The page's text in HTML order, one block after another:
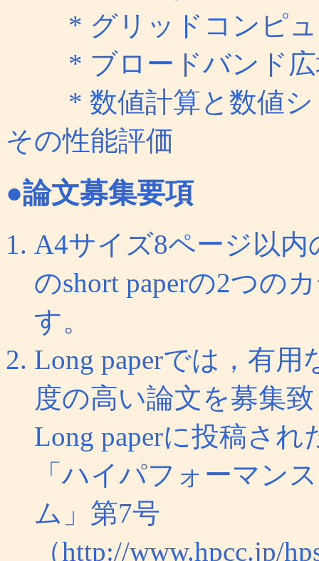
* グリッドコンピュ
* ブロードバンド広
* 数値計算と数値シ
その性能評価
●論文募集要項
A4サイズ8ページ以内
のshort paperの2つの
す。
Long paperでは，有
度の高い論文を募集
Long paperに投稿さ
「ハイパフォーマン
ム」第7号
（http://www.hpcc.jp/